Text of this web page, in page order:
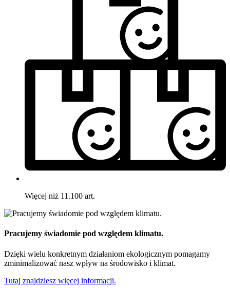
Więcej niż 11.100 art.
Pracujemy świadomie pod względem klimatu.
Dzięki wielu konkretnym działaniom ekologicznym pomagamy
zminimalizować nasz wpływ na środowisko i klimat.
Tutaj znajdziesz więcej informacji.